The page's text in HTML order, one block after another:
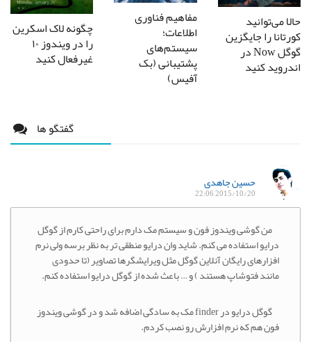
حالا می‌توانید
کورتانا را جایگزین
گوگل Now در
اندروید کنید
مفاهیم فناوری
اطلاعات؛
سیستم‌های
پشتیبانی (بک
آفیس)
چگونه لاک اسکرین
را در ویندوز ۱۰
غیرفعال کنید
گفتگو ها
حسین جاهدی
2015/10/20 22:06
من گوشی ویندوز فون و سیستم مک دارم برای راحتی کارم از گوگل
درایو استفاده می کنم. شاید وان درایو منطقی تر به نظر برسه ولی نرم
افزارهای رایگان آنلاین گوگل مثل ویرایشگرها تصاویر (تا حدودی
مانند فتوشاپ هستند ) و … باعث شده از گوگل درایو استفاده کنم.
گوگل درایو در finder مک به سادگی اضافه شد و در گوشی ویندوز
فون هم که نرم افزارش رو نصب کردم.